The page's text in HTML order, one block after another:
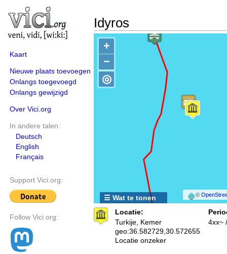
Kaart
Nieuwe plaats toevoegen
Onlangs toegevoegd
Onlangs gewijzigd
Over Vici.org
In andere talen:
Deutsch
English
Français
Support Vici.org:
Follow Vici.org:
Idyros
+
−
©
◎
☰ Wat te tonen
Locatie:
Turkije, Kemer
geo:36.582729,30.572655
Locatie onzeker
4xx~